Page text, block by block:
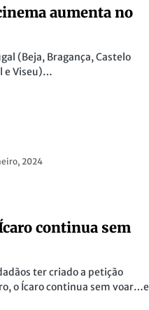
aumenta no
(Beja, Bragança, Castelo
e Viseu)…
2024
continua sem
ter criado a petição
o Ícaro continua sem voar…e